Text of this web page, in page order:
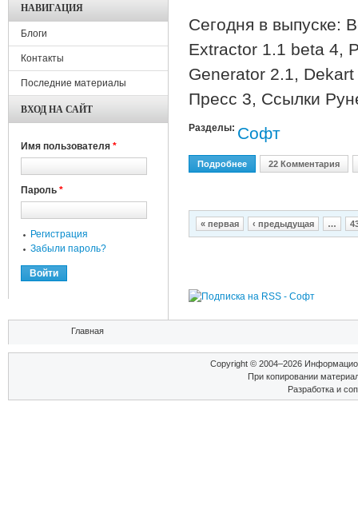
Сегодня в выпуске:
Extractor 1.1 beta 4,
Generator 2.1,
Пресс 3, Ссылки
Разделы: Софт
Подробнее О Новый Полезный
22 Комментария
Страницы
« первая ‹ предыдущая …
НАВИГАЦИЯ
Блоги
Контакты
Последние материалы
ВХОД НА САЙТ
Имя пользователя *
Пароль *
Регистрация
Забыли пароль?
Главная
Copyright © 2004–2026
При копировании
Разработка и